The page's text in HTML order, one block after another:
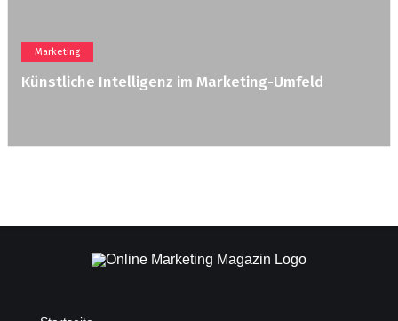
Marketing
Künstliche Intelligenz im Marketing-Umfeld